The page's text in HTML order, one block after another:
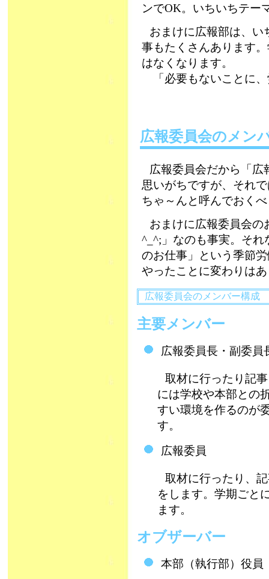
ンでOK。いちいちテー
おまけに広報部は、い
事もたくさんあります
はなくなります。
「必要もないことに、
広報委員会のメン
広報委員会だから「広
思いがちですが、それ
ちゃ～んと呼んでおく
おまけに広報委員会
^_^;」なのも事実。そ
のお仕事」という季節
やったことに変わりは
広報委員会のメンバー構成
主要メンバー
広報委員長・副委員
取材に行ったり記
には学校や本部との
すい環境を作るのが
す。
広報委員
取材に行ったり、
をします。学期ごと
ます。
オブザーバー
本部（執行部）役